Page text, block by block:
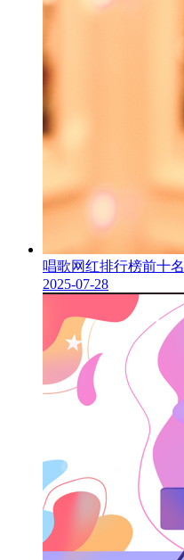
唱歌网红排行榜前十名
2025-07-28